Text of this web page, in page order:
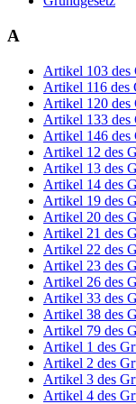
A
Artikel 103 des
Artikel 116 des
Artikel 120 des
Artikel 133 des
Artikel 146 des
Artikel 12 des
Artikel 13 des
Artikel 14 des
Artikel 19 des
Artikel 20 des
Artikel 21 des
Artikel 22 des
Artikel 23 des
Artikel 26 des
Artikel 33 des
Artikel 38 des
Artikel 79 des
Artikel 1 des
Artikel 2 des
Artikel 3 des
Artikel 4 des